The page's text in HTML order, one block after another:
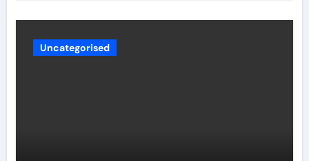
Uncategorised